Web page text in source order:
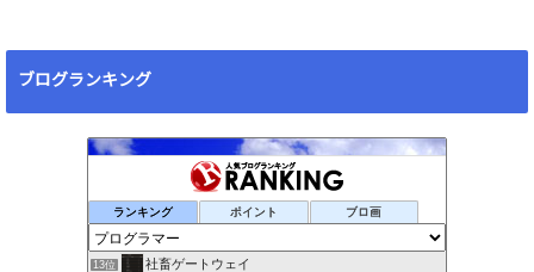
ブログランキング
ランキング ポイント ブロ画
13位 社畜ゲートウェイ